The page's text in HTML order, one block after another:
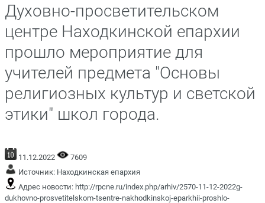
Духовно-просветительском
центре Находкинской епархии
прошло мероприятие для
учителей предмета "Основы
религиозных культур и светской
этики" школ города.
11.12.2022
7609
Источник: Находкинская епархия
Адрес новости: http://rpcne.ru/index.php/arhiv/2570-11-12-2022g-
dukhovno-prosvetitelskom-tsentre-nakhodkinskoj-eparkhii-proshlo-